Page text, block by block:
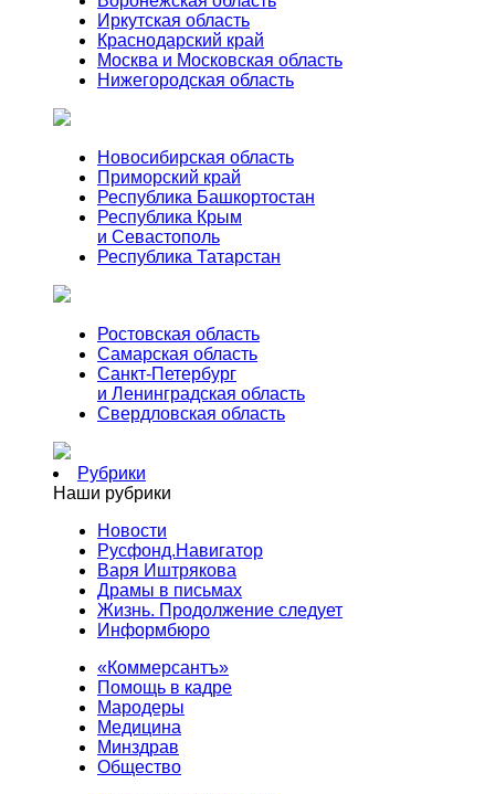
Иркутская область
Краснодарский край
Москва и Московская область
Нижегородская область
Новосибирская область
Приморский край
Республика Башкортостан
Республика Крым
и Севастополь
Республика Татарстан
Ростовская область
Самарская область
Санкт-Петербург
и Ленинградская область
Свердловская область
Рубрики
Наши рубрики
Новости
Русфонд.Навигатор
Варя Иштрякова
Драмы в письмах
Жизнь. Продолжение следует
Информбюро
«Коммерсантъ»
Помощь в кадре
Мародеры
Медицина
Минздрав
Общество